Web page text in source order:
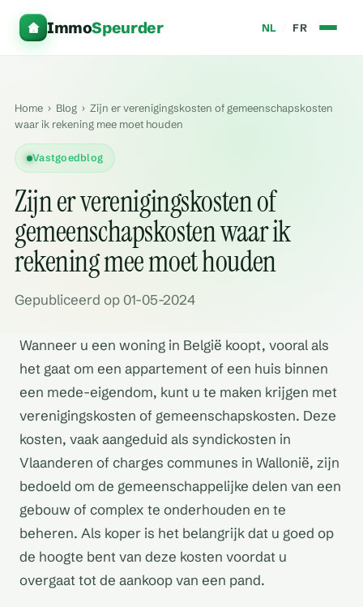
ImmoSpeurder NL FR
Home › Blog › Zijn er verenigingskosten of gemeenschapskosten
waar ik rekening mee moet houden
Vastgoedblog
Zijn er verenigingskosten of
gemeenschapskosten waar ik
rekening mee moet houden
Gepubliceerd op 01-05-2024
Wanneer u een woning in België koopt, vooral als
het gaat om een appartement of een huis binnen
een mede-eigendom, kunt u te maken krijgen met
verenigingskosten of gemeenschapskosten. Deze
kosten, vaak aangeduid als syndickosten in
Vlaanderen of charges communes in Wallonië, zijn
bedoeld om de gemeenschappelijke delen van een
gebouw of complex te onderhouden en te
beheren. Als koper is het belangrijk dat u goed op
de hoogte bent van deze kosten voordat u
overgaat tot de aankoop van een pand.